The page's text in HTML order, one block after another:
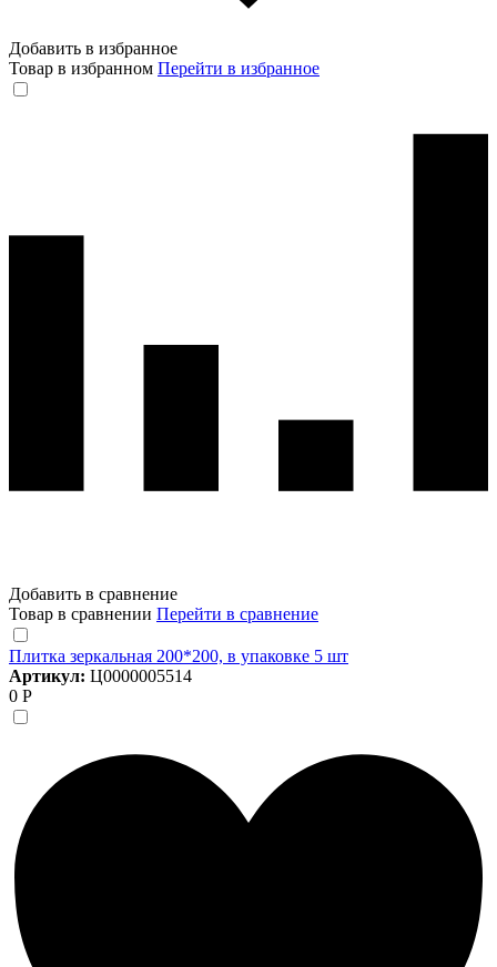
Добавить в избранное
Товар в избранном Перейти в избранное
Добавить в сравнение
Товар в сравнении Перейти в сравнение
Плитка зеркальная 200*200, в упаковке 5 шт
Артикул: Ц0000005514
0 Р